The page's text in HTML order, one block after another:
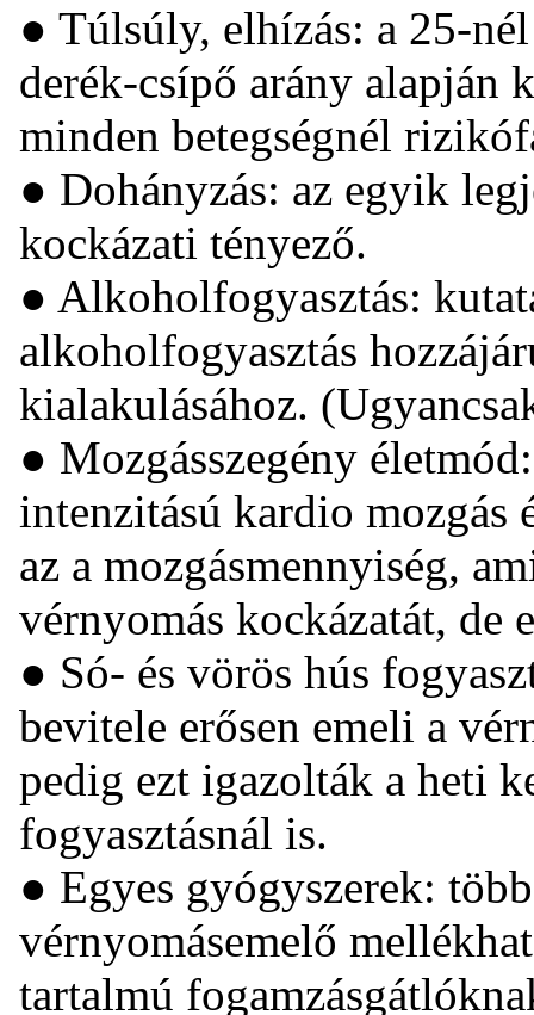
● Túlsúly, elhízás: a 25-
derék-csípő arány alapján
minden betegségnél
● Dohányzás: az egyik
kockázati tényező.
● Alkoholfogyasztás:
alkoholfogyasztás
kialakulásához.
● Mozgásszegény
intenzitású kardio mozgás
az a mozgásmennyiség,
vérnyomás kockázatát, de
● Só- és vörös hús
bevitele erősen emeli a
pedig ezt igazolták a heti
fogyasztásnál is.
● Egyes gyógyszerek:
vérnyomásemelő
tartalmú